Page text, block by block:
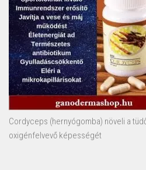
Cordyceps (hernyógomba) növeli a
oxigénfelvevő képességét